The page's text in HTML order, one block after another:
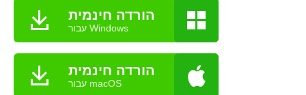
הורדה חינמית
עבור Windows
הורדה חינמית
עבור macOS